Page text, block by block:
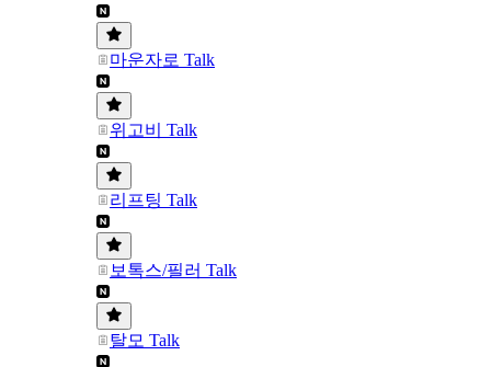
마운자로 Talk
위고비 Talk
리프팅 Talk
보톡스/필러 Talk
탈모 Talk